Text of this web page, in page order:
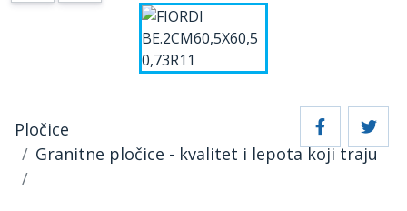
Pločice
Granitne pločice - kvalitet i lepota koji traju